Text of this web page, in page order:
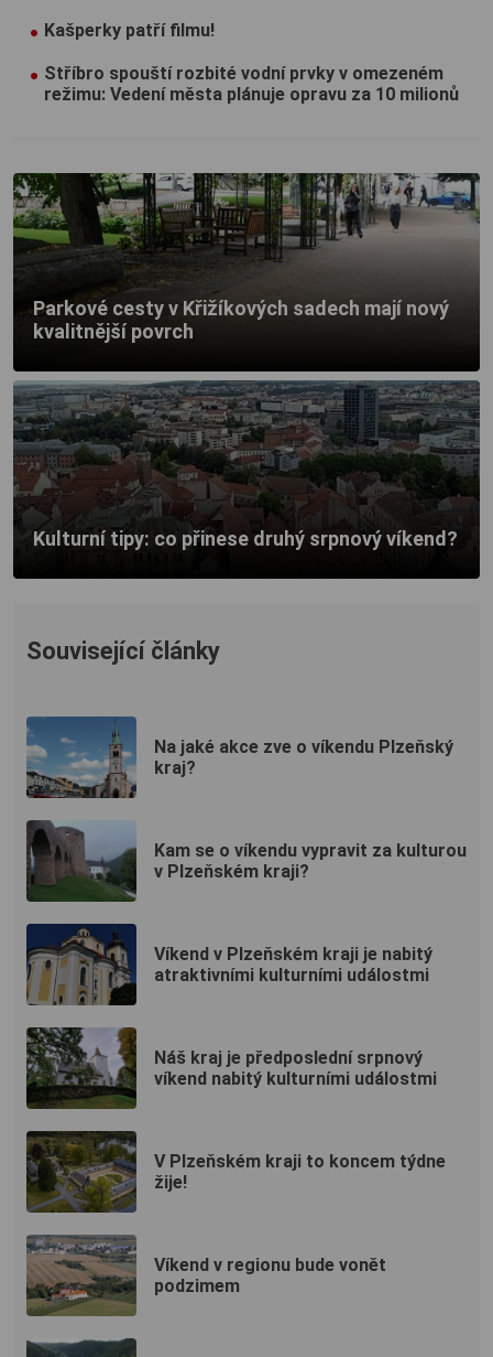
Kašperky patří filmu!
Stříbro spouští rozbité vodní prvky v omezeném
režimu: Vedení města plánuje opravu za 10 milionů
Parkové cesty v Křižíkových sadech mají nový
kvalitnější povrch
Kulturní tipy: co přinese druhý srpnový víkend?
Související články
Na jaké akce zve o víkendu Plzeňský
kraj?
Kam se o víkendu vypravit za kulturou
v Plzeňském kraji?
Víkend v Plzeňském kraji je nabitý
atraktivními kulturními událostmi
Náš kraj je předposlední srpnový
víkend nabitý kulturními událostmi
V Plzeňském kraji to koncem týdne
žije!
Víkend v regionu bude vonět
podzimem